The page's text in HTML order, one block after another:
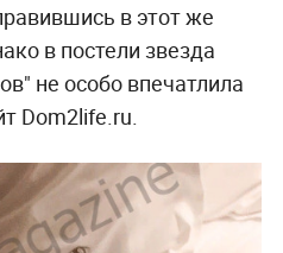
в этот же
в постели звезда
не особо впечатлила
Dom2life.ru.